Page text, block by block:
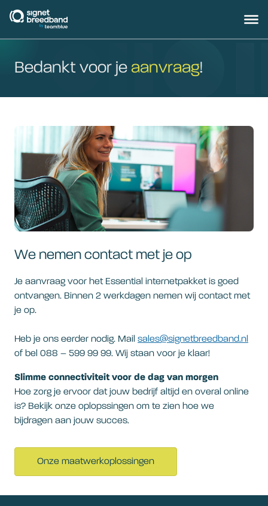
signetbreedband
Bedankt voor je aanvraag!
We nemen contact met je op
Je aanvraag voor het Essential internetpakket is goed
ontvangen. Binnen 2 werkdagen nemen wij contact met
je op.
Heb je ons eerder nodig. Mail sales@signetbreedband.nl
of bel 088 – 599 99 99. Wij staan voor je klaar!
Slimme connectiviteit voor de dag van morgen
Hoe zorg je ervoor dat jouw bedrijf altijd en overal online
is? Bekijk onze oplopssingen om te zien hoe we
bijdragen aan jouw succes.
Onze maatwerkoplossingen